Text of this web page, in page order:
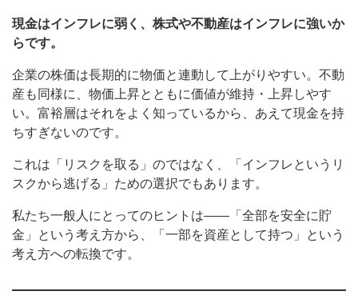
現金はインフレに弱く、株式や不動産はインフレに強いか
らです。
企業の株価は長期的に物価と連動して上がりやすい。不動
産も同様に、物価上昇とともに価値が維持・上昇しやす
い。富裕層はそれをよく知っているから、あえて現金を持
ちすぎないのです。
これは「リスクを取る」のではなく、「インフレというリ
スクから逃げる」ための選択でもあります。
私たち一般人にとってのヒントは——「全部を安全に貯
金」という考え方から、「一部を資産として持つ」という
考え方への転換です。